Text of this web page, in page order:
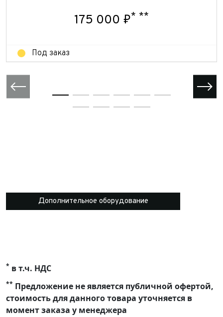
175 000 ₽* **
Под заказ
Дополнительное оборудование
* в т.ч. НДС
** Предложение не является публичной офертой,
стоимость для данного товара уточняется в
момент заказа у менеджера
Отправить